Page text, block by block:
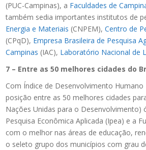
(PUC-Campinas), a Faculdades de
também sedia importantes institutos de
Energia e Materiais (CNPEM), Centro de
(CPqD), Empresa Brasileira de Pesquisa
Campinas (IAC), Laboratório Nacional de
7 – Entre as 50 melhores cidades do
Com Índice de Desenvolvimento
posição entre as 50 melhores cidades
Nações Unidas para o
Pesquisa Econômica Aplicada (Ipea) e a
com o melhor nas áreas de educação,
o seleto grupo dos municípios com grau